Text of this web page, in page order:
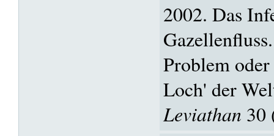
2002. Das
Problem
Loch' der
Leviathan 30